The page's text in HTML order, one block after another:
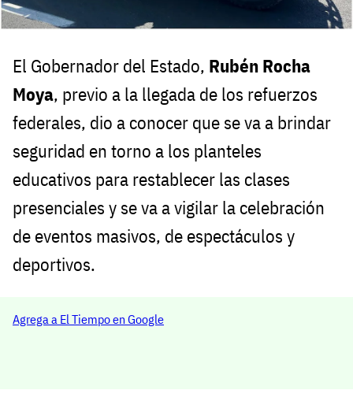
El Gobernador del Estado, Rubén Rocha
Moya, previo a la llegada de los refuerzos
federales, dio a conocer que se va a brindar
seguridad en torno a los planteles
educativos para restablecer las clases
presenciales y se va a vigilar la celebración
de eventos masivos, de espectáculos y
deportivos.
Agrega a El Tiempo en Google